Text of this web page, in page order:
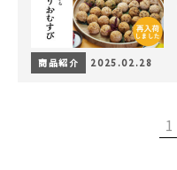
商品紹介 2025.02.28
1